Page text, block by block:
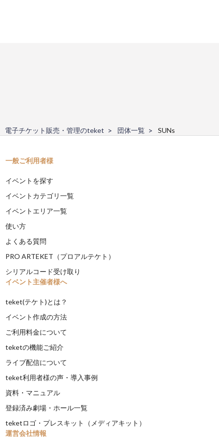
電子チケット販売・管理のteket 団体一覧 SUNs
一般ご利用者様
イベントを探す
イベントカテゴリ一覧
イベントエリア一覧
使い方
よくある質問
PRO ARTEKET（プロアルテケト）
シリアルコード受け取り
イベント主催者様へ
teket(テケト)とは？
イベント作成の方法
ご利用料金について
teketの機能ご紹介
ライブ配信について
teket利用者様の声・導入事例
資料・マニュアル
登録済み劇場・ホール一覧
teketロゴ・プレスキット（メディアキット）
運営会社情報